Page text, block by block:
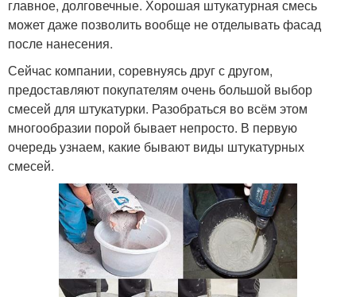
главное, долговечные. Хорошая штукатурная смесь
может даже позволить вообще не отделывать фасад
после нанесения.
Сейчас компании, соревнуясь друг с другом,
предоставляют покупателям очень большой выбор
смесей для штукатурки. Разобраться во всём этом
многообразии порой бывает непросто. В первую
очередь узнаем, какие бывают виды штукатурных
смесей.